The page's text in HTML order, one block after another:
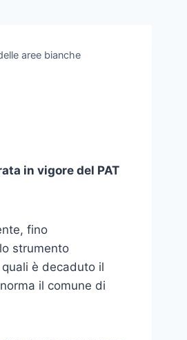
aree bianche
in vigore del PAT
fino
strumento
è decaduto il
il comune di